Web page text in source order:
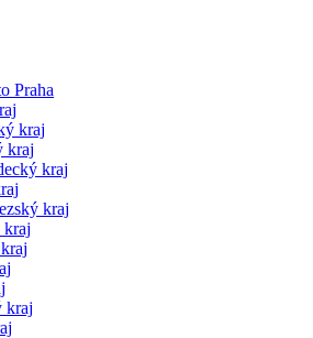
Praha
kraj
kraj
kraj
kraj
kraj
kraj